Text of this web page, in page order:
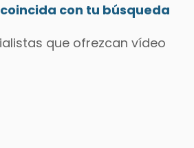
con tu búsqueda
que ofrezcan vídeo